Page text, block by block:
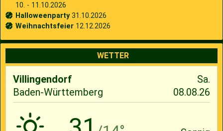
10. - 11.10.2026
Halloweenparty31.10.2026
Weihnachtsfeier 12.12.2026
WETTER